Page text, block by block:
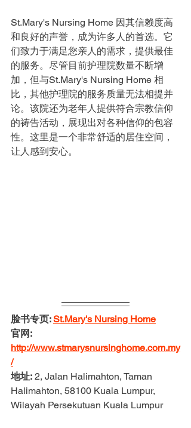
St.Mary's Nursing Home 因其信赖度高
和良好的声誉，成为许多人的首选。它
们致力于满足您亲人的需求，提供最佳
的服务。尽管目前护理院数量不断增
加，但与St.Mary's Nursing Home 相
比，其他护理院的服务质量无法相提并
论。该院还为老年人提供符合宗教信仰
的祷告活动，展现出对各种信仰的包容
性。这里是一个非常舒适的居住空间，
让人感到安心。
脸书专页: St.Mary's Nursing Home
官网:
http://www.stmarysnursinghome.com.my
/
地址: 2, Jalan Halimahton, Taman
Halimahton, 58100 Kuala Lumpur,
Wilayah Persekutuan Kuala Lumpur